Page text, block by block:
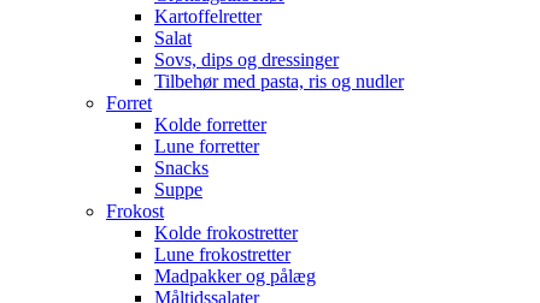
Kartoffelretter
Salat
Sovs, dips og dressinger
Tilbehør med pasta, ris og nudler
Forret
Kolde forretter
Lune forretter
Snacks
Suppe
Frokost
Kolde frokostretter
Lune frokostretter
Madpakker og pålæg
Måltidssalater